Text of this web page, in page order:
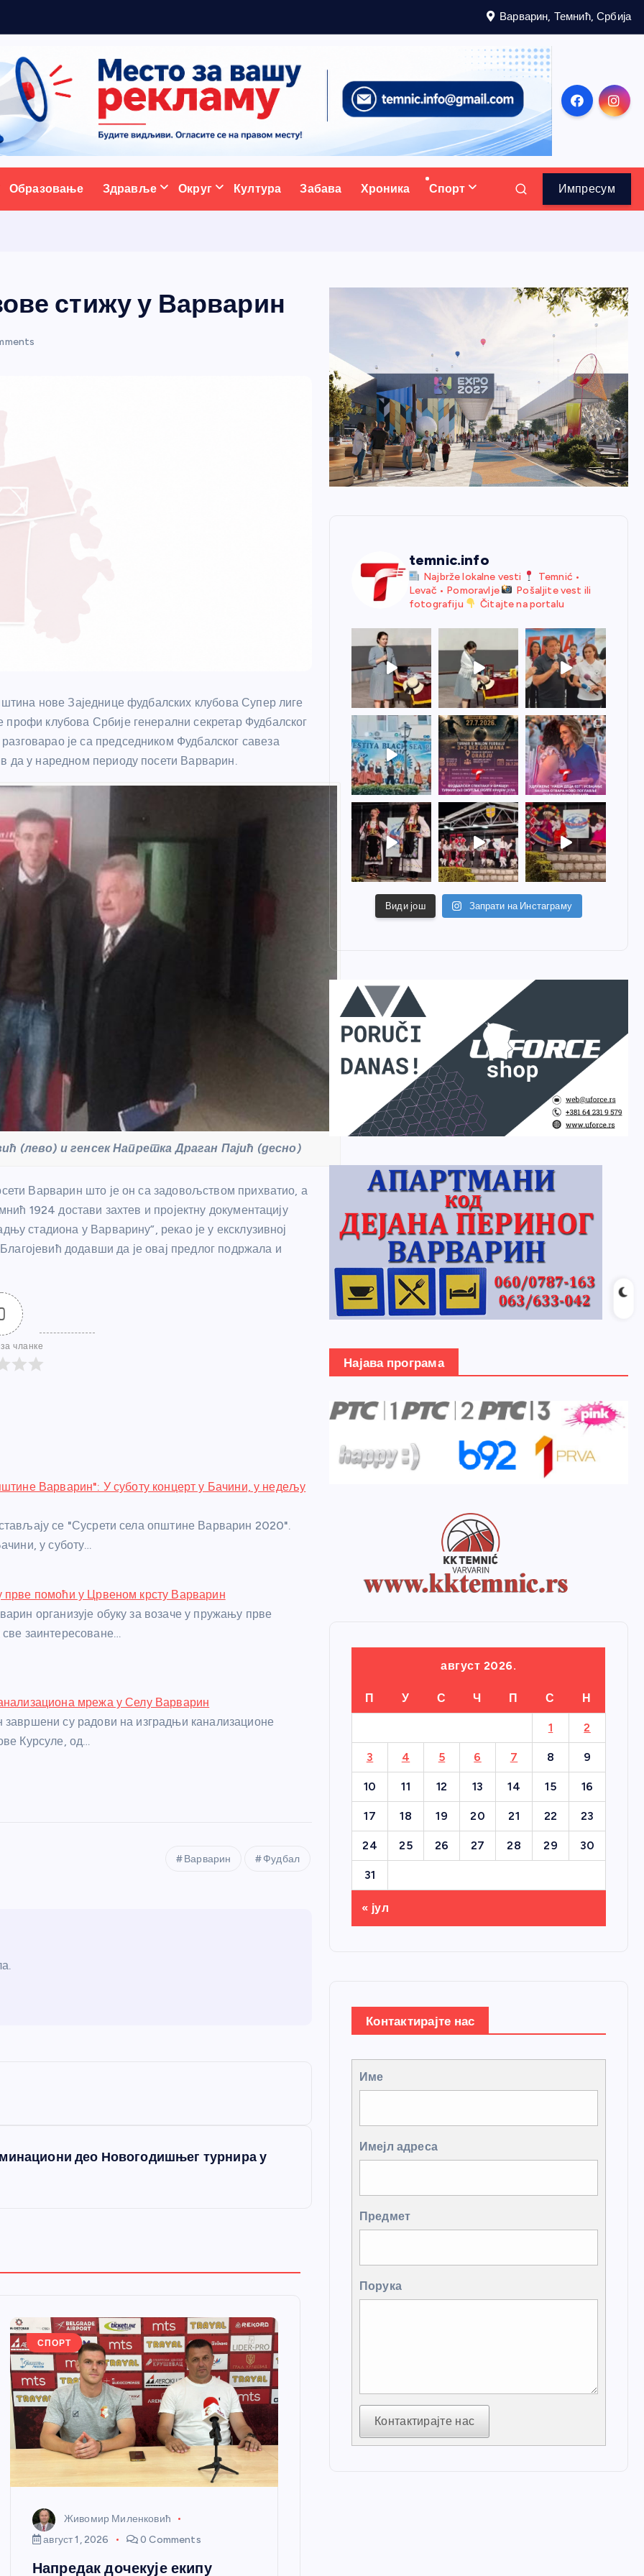
Варварин, Темнић, Србија
портал
Образовање Здравље Округ Култура Забава Хроника Спорт Импресум
стижу у Варварин
нове Заједнице фудбалских клубова Супер лиге
клубова Србије генерални секретар Фудбалског
је са председником Фудбалског савеза
да у наредном периоду посети Варварин.
(лево) и генсек Напретка Драган Пајић (десно)
Варварин што је он са задовољством прихватио, а
1924 достави захтев и пројектну документацију
стадиона у Варварину”, рекао је у ексклузивној
додавши да је овај предлог подржала и
чланке
Варварин": У суботу концерт у Бачини, у недељу
се "Сусрети села општине Варварин 2020".
у суботу…
помоћи у Црвеном крсту Варварин
организује обуку за возаче у пружању прве
заинтересоване…
мрежа у Селу Варварин
су радови на изградњи канализационе
Курсуле, од…
Варварин Фудбал
део Новогодишњег турнира у
СПОРТ
Живомир Миленковић
август 1, 2026
0 Comments
Напредак дочекује екипу
temnic.info
Najbrže lokalne vesti
Temnić •
Levač • Pomoravlje
Pošaljite vest ili
fotografiju
Čitajte na portalu
Види још Запрати на Инстаграму
Најава програма
август 2026.
П У С Ч П С Н
1 2
3 4 5 6 7 8 9
10 11 12 13 14 15 16
17 18 19 20 21 22 23
24 25 26 27 28 29 30
31
« јул
Контактирајте нас
Име
Имејл адреса
Предмет
Порука
Контактирајте нас